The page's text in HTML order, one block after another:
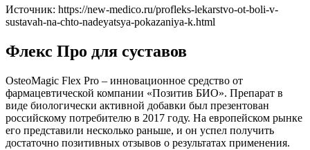
Источник: https://new-medico.ru/profleks-lekarstvo-ot-boli-v-
sustavah-na-chto-nadeyatsya-pokazaniya-k.html
Флекс Про для суставов
OsteoMagic Flex Pro – инновационное средство от
фармацевтической компании «Позитив БИО». Препарат в
виде биологически активной добавки был презентован
российскому потребителю в 2017 году. На европейском рынке
его представили несколько раньше, и он успел получить
достаточно позитивных отзывов о результатах применения.